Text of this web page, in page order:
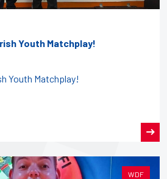
Youth Matchplay!
Youth Matchplay!
WDF